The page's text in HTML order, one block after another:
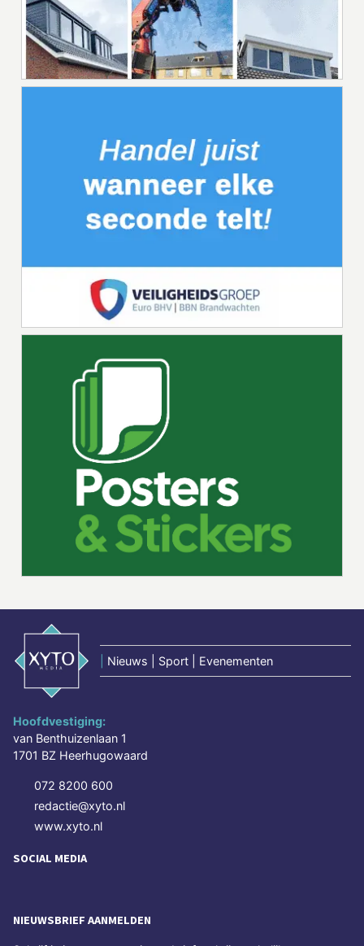
Nieuws | Sport | Evenementen
Hoofdvestiging:
van Benthuizenlaan 1
1701 BZ Heerhugowaard
072 8200 600
redactie@xyto.nl
www.xyto.nl
SOCIAL MEDIA
NIEUWSBRIEF AANMELDEN